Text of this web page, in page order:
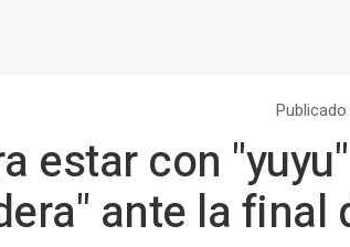
estar con "yuyu"
ante la final